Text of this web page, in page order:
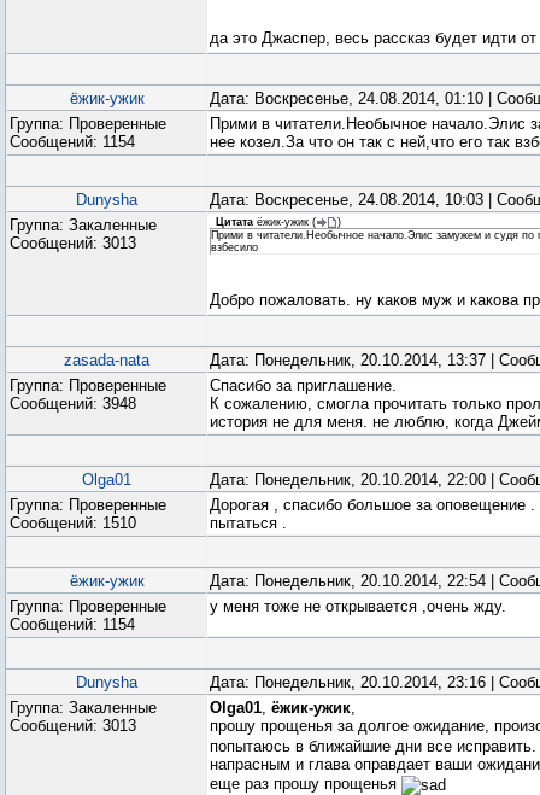
да это Джаспер, весь рассказ будет идти
ёжик-ужик
Дата: Воскресенье, 24.08.2014, 01:10 |
Группа: Проверенные
Сообщений: 1154
Прими в читатели.Необычное начало.Элис
нее козел.За что он так с ней,что его так
Dunysha
Дата: Воскресенье, 24.08.2014, 10:03 |
Группа: Закаленные
Сообщений: 3013
Цитата ёжик-ужик (
)
Прими в читатели.Необычное начало.Элис замужем и судя по
взбесило
Добро пожаловать. ну каков муж и какова
zasada-nata
Дата: Понедельник, 20.10.2014, 13:37 |
Группа: Проверенные
Сообщений: 3948
Спасибо за приглашение.
К сожалению, смогла прочитать только
история не для меня. не люблю, когда
Olga01
Дата: Понедельник, 20.10.2014, 22:00 |
Группа: Проверенные
Сообщений: 1510
Дорогая , спасибо большое за оповещение
пытаться .
ёжик-ужик
Дата: Понедельник, 20.10.2014, 22:54 |
Группа: Проверенные
Сообщений: 1154
у меня тоже не открывается ,очень жду.
Dunysha
Дата: Понедельник, 20.10.2014, 23:16 |
Группа: Закаленные
Сообщений: 3013
Olga01, ёжик-ужик,
прошу прощенья за долгое ожидание,
попытаюсь в ближайшие дни все
напрасным и глава оправдает ваши
еще раз прошу прощенья